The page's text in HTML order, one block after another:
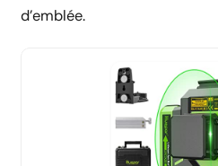
d’emblée.